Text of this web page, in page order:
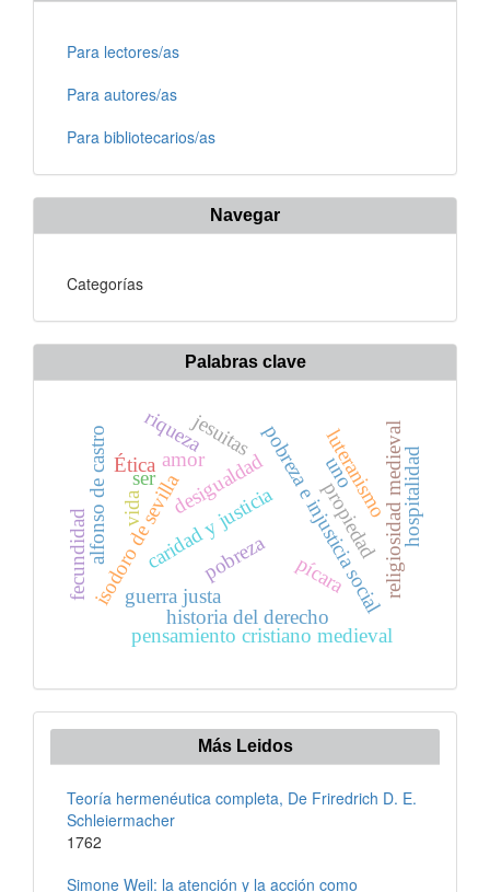
Para lectores/as
Para autores/as
Para bibliotecarios/as
Navegar
Categorías
Palabras clave
desigualdad
pobreza
caridad y justicia
isodoro de sevilla pobreza e injusticia socialreligiosidad medieval
pensamiento cristiano medieval
propiedad
alfonso de castro luteranismo
guerra justa
jesuitas
historia del derecho
amor
pícara
riqueza
fecundidad
ser uno
vida
Ética hospitalidad
Más Leidos
Teoría hermenéutica completa, De Friredrich D. E.
Schleiermacher
1762
Simone Weil: la atención y la acción como